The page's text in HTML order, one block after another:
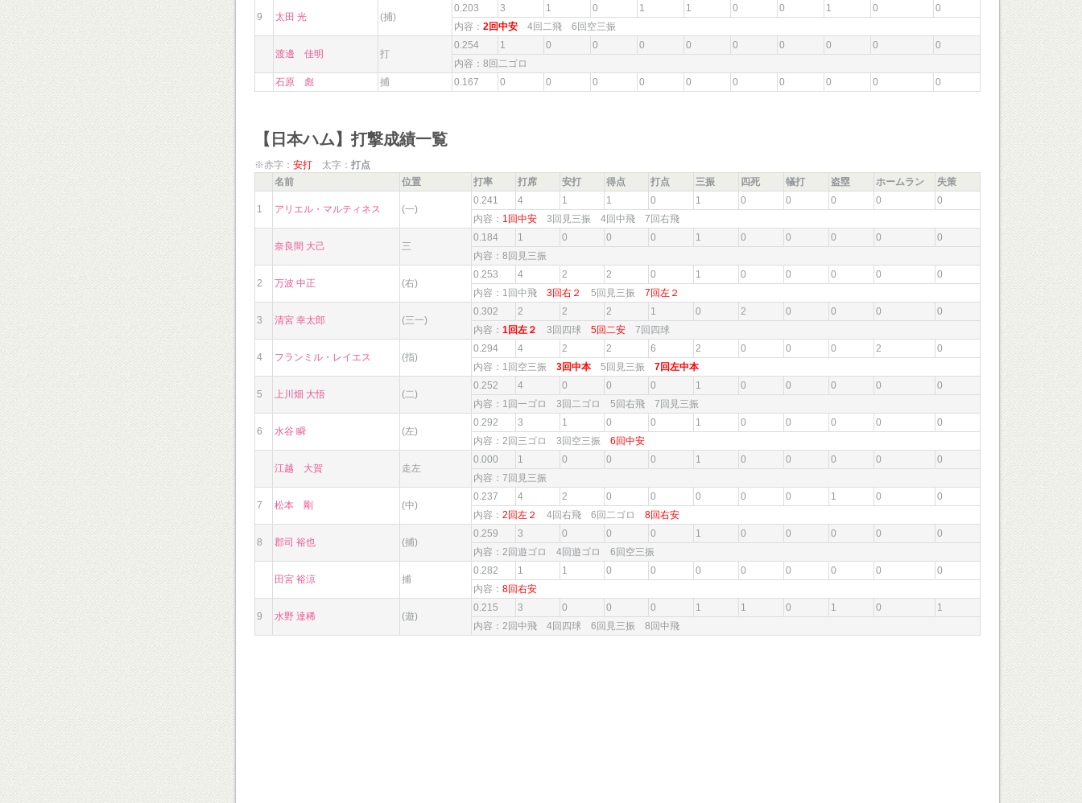
9 太田 光 (捕)
0.203 3 1 0 1 1 0 0 1 0
0
内容： 2回中安 4回二飛 6回空三振
渡邊 佳明 打
0.254 1 0 0 0 0 0 0 0 0
0
内容：8回二ゴロ
石原 彪
捕 0.167 0 0 0 0 0 0 0 0 0 0
【日本ハム】打撃成績一覧
※赤字： 安打 太字： 打点
名前
位置 打率 打席 安打 得点 打点 三振 四死 犠打 盗塁 ホームラン 失策
1 アリエル・マルティネス (一)
0.241 4 1 1 0 1 0 0 0 0
0
内容： 1回中安 3回見三振 4回中飛 7回右飛
奈良間 大己 三
0.184 1 0 0 0 1 0 0 0 0
0
内容：8回見三振
2 万波 中正 (右)
0.253 4 2 2 0 1 0 0 0 0
0
内容：1回中飛 3回右２ 5回見三振 7回左２
3 清宮 幸太郎 (三一)
0.302 2 2 2 1 0 2 0 0 0
0
内容： 1回左２ 3回四球 5回二安 7回四球
4 フランミル・レイエス (指)
0.294 4 2 2 6 2 0 0 0 2
0
内容：1回空三振 3回中本 5回見三振 7回左中本
5 上川畑 大悟 (二)
0.252 4 0 0 0 1 0 0 0 0
0
内容：1回一ゴロ 3回二ゴロ 5回右飛 7回見三振
6 水谷 瞬 (左)
0.292 3 1 0 0 1 0 0 0 0
0
内容：2回三ゴロ 3回空三振 6回中安
江越 大賀 走左
0.000 1 0 0 0 1 0 0 0 0
0
内容：7回見三振
7 松本 剛 (中)
0.237 4 2 0 0 0 0 0 1 0
0
内容： 2回左２ 4回右飛 6回二ゴロ 8回右安
8 郡司 裕也 (捕)
0.259 3 0 0 0 1 0 0 0 0
0
内容：2回遊ゴロ 4回遊ゴロ 6回空三振
田宮 裕涼 捕
0.282 1 1 0 0 0 0 0 0 0
0
内容： 8回右安
9 水野 達稀 (遊)
0.215 3 0 0 0 1 1 0 1 0
1
内容：2回中飛 4回四球 6回見三振 8回中飛